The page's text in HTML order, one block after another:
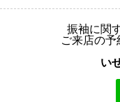
振袖に関
ご来店の予
い